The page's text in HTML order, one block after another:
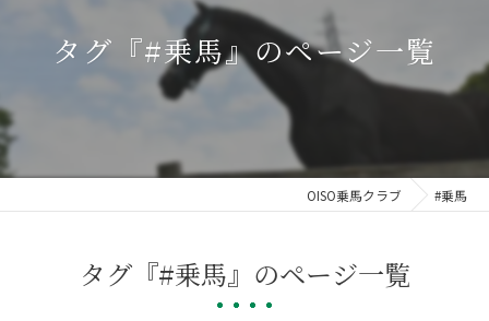
タグ『#乗馬』のページ一覧
OISO乗馬クラブ #乗馬
タグ『#乗馬』のページ一覧